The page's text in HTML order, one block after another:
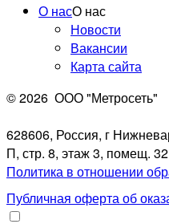
О насО нас
Новости
Вакансии
Карта сайта
© 2026 ООО "Метросеть"
628606, Россия, г
П, стр. 8, этаж 3, помещ.
Политика в отношении
Публичная оферта об